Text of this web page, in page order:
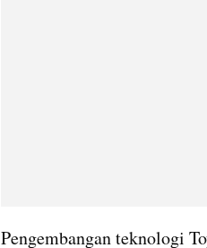
Pengembangan teknologi